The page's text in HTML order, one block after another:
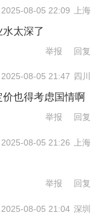
，国家医保局
保目录的调整
照企业意愿对
密制度。近年
协议中约定的
公开，属于保
梳理，新药谈
付标准的申报
2025-08-05 22:09 上海
太深了
举报 回复
2025-08-05 21:47 四川
也得考虑国情啊
举报 回复
2025-08-05 21:26 上海
举报 回复
2025-08-05 21:04 深圳